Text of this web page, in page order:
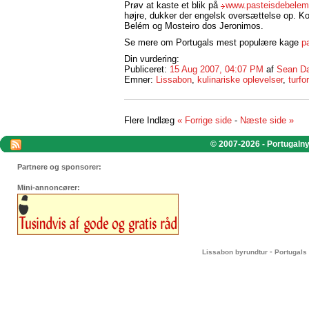
Prøv at kaste et blik på
højre, dukker der engelsk oversættelse op.
Belém og Mosteiro dos Jeronimos.
Se mere om Portugals mest populære kage
Din vurdering:
Publiceret: 15 Aug 2007, 04:07 PM af Sean
Emner:
Lissabon kulinariske oplevelser,
Flere Indlæg « Forrige side - Næste side »
© 2007-2026 -
Partnere og sponsorer:
Mini-annoncører:
Lissabon byrundtur - Portugals